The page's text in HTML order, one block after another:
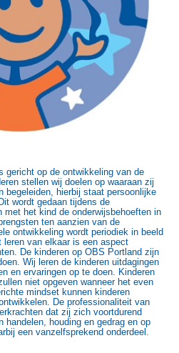
gericht op de ontwikkeling van de
stellen wij doelen op waaraan zij
begeleiden, hierbij staat persoonlijke
wordt gedaan tijdens de
met het kind de onderwijsbehoeften in
ten aanzien van de
ontwikkeling wordt periodiek in beeld
leren van elkaar is een aspect
De kinderen op OBS Portland zijn
Wij leren de kinderen uitdagingen
en ervaringen op te doen. Kinderen
niet opgeven wanneer het even
mindset kunnen kinderen
De professionaliteit van
dat zij zich voortdurend
handelen, houding en gedrag en op
een vanzelfsprekend onderdeel.